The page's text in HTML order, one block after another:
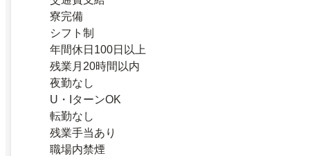
寮完備
シフト制
年間休日100日以上
残業月20時間以内
夜勤なし
U・IターンOK
転勤なし
残業手当あり
職場内禁煙